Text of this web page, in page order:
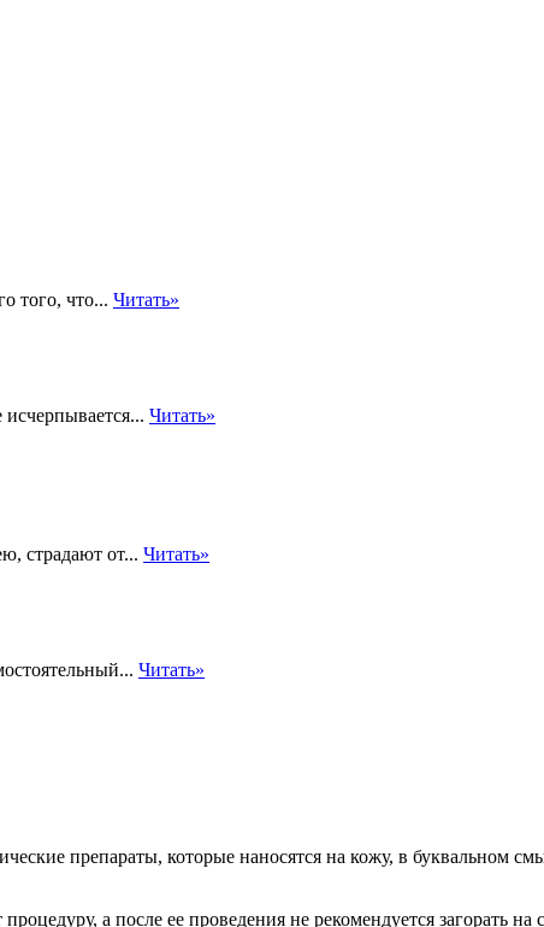
того, что... Читать»
Читать»
страдают от... Читать»
Читать»
препараты, которые наносятся на кожу, в буквальном
а после ее проведения не рекомендуется загорать на